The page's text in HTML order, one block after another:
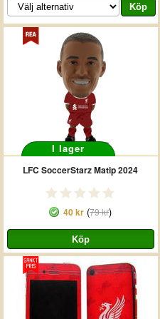
I lager
LFC SoccerStarz Matip 2024
40 kr (79 kr)